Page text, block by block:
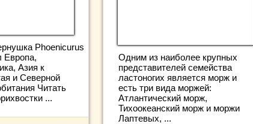
Phoenicurus
Европа,
Азия к
и Северной
Читать
...
Одним из наиболее крупных
представителей семейства
ластоногих является морж и
есть три вида моржей:
Атлантический морж,
Тихоокеанский морж и моржи
Лаптевых, ...